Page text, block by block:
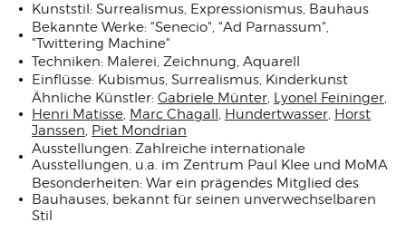
Kunststil: Surrealismus, Expressionismus, Bauhaus
Bekannte Werke: "Senecio", "Ad Parnassum",
"Twittering Machine"
Techniken: Malerei, Zeichnung, Aquarell
Einflüsse: Kubismus, Surrealismus, Kinderkunst
Ähnliche Künstler: Gabriele Münter, Lyonel Feininger,
Henri Matisse, Marc Chagall, Hundertwasser, Horst
Janssen, Piet Mondrian
Ausstellungen: Zahlreiche internationale
Ausstellungen, u.a. im Zentrum Paul Klee und MoMA
Besonderheiten: War ein prägendes Mitglied des
Bauhauses, bekannt für seinen unverwechselbaren
Stil